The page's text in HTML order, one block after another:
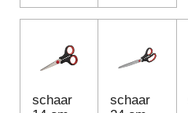
schaar
schaar